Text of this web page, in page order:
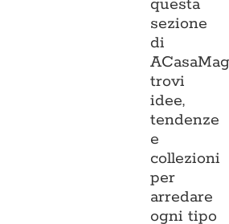
questa
sezione
di
trovi
idee,
tendenze
e
collezioni
per
arredare
ogni tipo